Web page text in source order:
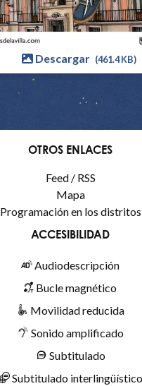
Descargar (461.4 KB)
OTROS ENLACES
Feed / RSS
Mapa
Programación en los distritos
ACCESIBILIDAD
Audiodescripción
Bucle magnético
Movilidad reducida
Sonido amplificado
Subtitulado
Subtitulado interlingüístico